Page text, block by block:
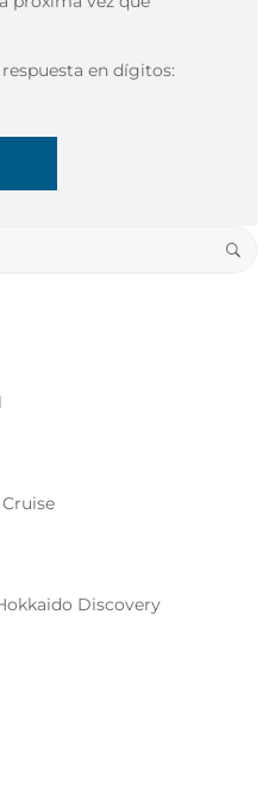
en dígitos:
Discovery